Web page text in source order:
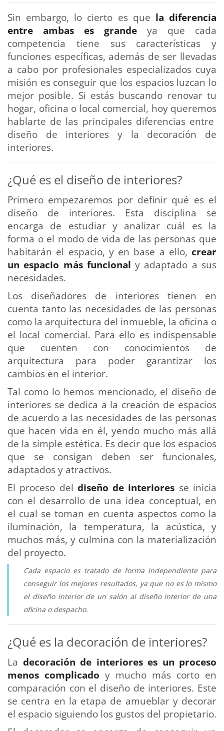
Sin embargo, lo cierto es que la diferencia
entre ambas es grande ya que cada
competencia tiene sus características y
funciones específicas, además de ser llevadas
a cabo por profesionales especializados cuya
misión es conseguir que los espacios luzcan lo
mejor posible. Si estás buscando renovar tu
hogar, oficina o local comercial, hoy queremos
hablarte de las principales diferencias entre
diseño de interiores y la decoración de
interiores.
¿Qué es el diseño de interiores?
Primero empezaremos por definir qué es el
diseño de interiores. Esta disciplina se
encarga de estudiar y analizar cuál es la
forma o el modo de vida de las personas que
habitarán el espacio, y en base a ello, crear
un espacio más funcional y adaptado a sus
necesidades.
Los diseñadores de interiores tienen en
cuenta tanto las necesidades de las personas
como la arquitectura del inmueble, la oficina o
el local comercial. Para ello es indispensable
que cuenten con conocimientos de
arquitectura para poder garantizar los
cambios en el interior.
Tal como lo hemos mencionado, el diseño de
interiores se dedica a la creación de espacios
de acuerdo a las necesidades de las personas
que hacen vida en él, yendo mucho más allá
de la simple estética. Es decir que los espacios
que se consigan deben ser funcionales,
adaptados y atractivos.
El proceso del diseño de interiores se inicia
con el desarrollo de una idea conceptual, en
el cual se toman en cuenta aspectos como la
iluminación, la temperatura, la acústica, y
muchos más, y culmina con la materialización
del proyecto.
Cada espacio es tratado de forma independiente para
conseguir los mejores resultados, ya que no es lo mismo
el diseño interior de un salón al diseño interior de una
oficina o despacho.
¿Qué es la decoración de interiores?
La decoración de interiores es un proceso
menos complicado y mucho más corto en
comparación con el diseño de interiores. Este
se centra en la etapa de amueblar y decorar
el espacio siguiendo los gustos del propietario.